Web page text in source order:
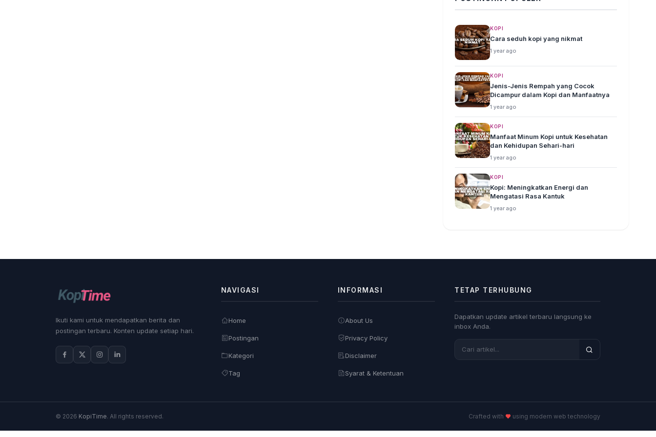
KOPI
Cara seduh kopi yang nikmat
1 year ago
KOPI
Jenis-Jenis Rempah yang Cocok
Dicampur dalam Kopi dan Manfaatnya
1 year ago
KOPI
Manfaat Minum Kopi untuk Kesehatan
dan Kehidupan Sehari-hari
1 year ago
KOPI
Kopi: Meningkatkan Energi dan
Mengatasi Rasa Kantuk
1 year ago
Ikuti kami untuk mendapatkan berita dan
postingan terbaru. Konten update setiap hari.
NAVIGASI
Home
Postingan
Kategori
Tag
INFORMASI
About Us
Privacy Policy
Disclaimer
Syarat & Ketentuan
TETAP TERHUBUNG
Dapatkan update artikel terbaru langsung ke
inbox Anda.
© 2026 KopiTime. All rights reserved. Crafted with using modern web technology